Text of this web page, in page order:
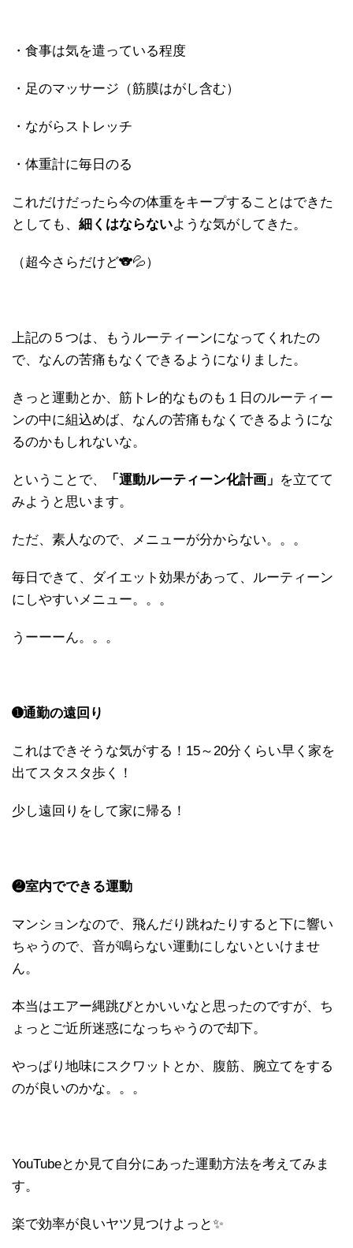
・食事は気を遣っている程度
・足のマッサージ（筋膜はがし含む）
・ながらストレッチ
・体重計に毎日のる
これだけだったら今の体重をキープすることはできた
としても、 細くはならないような気がしてきた。
（超今さらだけど🐨💦）
上記の５つは、もうルーティーンになってくれたの
で、なんの苦痛もなくできるようになりました。
きっと運動とか、筋トレ的なものも１日のルーティー
ンの中に組込めば、なんの苦痛もなくできるようにな
るのかもしれないな。
ということで、 「運動ルーティーン化計画」 を立てて
みようと思います。
ただ、素人なので、メニューが分からない。。。
毎日できて、ダイエット効果があって、ルーティーン
にしやすいメニュー。。。
うーーーん。。。
➊通勤の遠回り
これはできそうな気がする！15～20分くらい早く家を
出てスタスタ歩く！
少し遠回りをして家に帰る！
❷室内でできる運動
マンションなので、飛んだり跳ねたりすると下に響い
ちゃうので、音が鳴らない運動にしないといけませ
ん。
本当はエアー縄跳びとかいいなと思ったのですが、ち
ょっとご近所迷惑になっちゃうので却下。
やっぱり地味にスクワットとか、腹筋、腕立てをする
のが良いのかな。。。
YouTubeとか見て自分にあった運動方法を考えてみま
す。
楽で効率が良いヤツ見つけよっと✨